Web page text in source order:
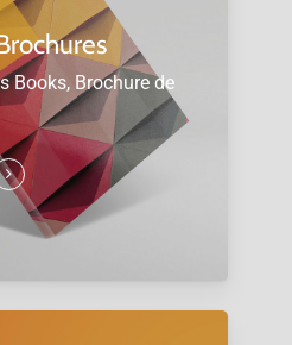
Books, Brochure de